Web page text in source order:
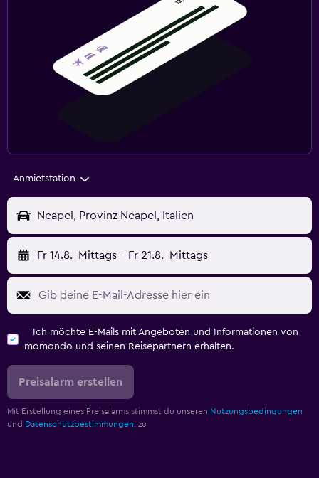
Anmietstation
Neapel, Provinz Neapel, Italien
Fr 14.8. Mittags - Fr 21.8. Mittags
Ich möchte E-Mails mit Angeboten und Informationen von
momondo und seinen Reisepartnern erhalten.
Preisalarm erstellen
Mit Erstellung eines Preisalarms stimmst du unseren Nutzungsbedingungen
und Datenschutzbestimmungen. zu